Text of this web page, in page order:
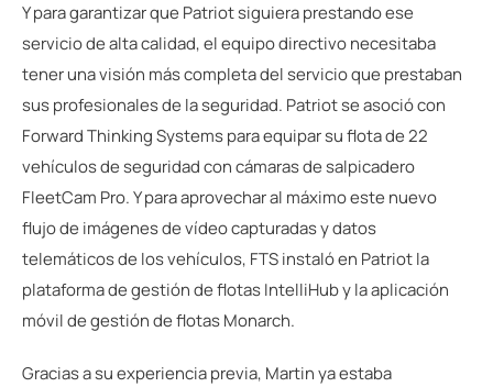
Y para garantizar que Patriot siguiera prestando ese
servicio de alta calidad, el equipo directivo necesitaba
tener una visión más completa del servicio que prestaban
sus profesionales de la seguridad. Patriot se asoció con
Forward Thinking Systems para equipar su flota de 22
vehículos de seguridad con cámaras de salpicadero
FleetCam Pro. Y para aprovechar al máximo este nuevo
flujo de imágenes de vídeo capturadas y datos
telemáticos de los vehículos, FTS instaló en Patriot la
plataforma de gestión de flotas IntelliHub y la aplicación
móvil de gestión de flotas Monarch.
Gracias a su experiencia previa, Martin ya estaba